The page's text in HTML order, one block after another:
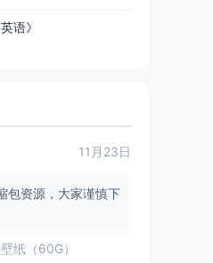
语》
11月23日
包资源，大家谨慎下
纸（60G）